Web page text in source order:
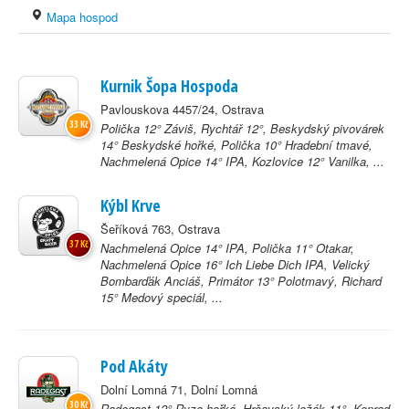
Mapa hospod
Kurnik Šopa Hospoda
Pavlouskova 4457/24, Ostrava
Polička 12° Záviš, Rychtář 12°, Beskydský pivovárek
14° Beskydské hořké, Polička 10° Hradební tmavé,
Nachmelená Opice 14° IPA, Kozlovice 12° Vanilka, ...
33 Kč
Kýbl Krve
Šeříková 763, Ostrava
Nachmelená Opice 14° IPA, Polička 11° Otakar,
Nachmelená Opice 16° Ich Liebe Dich IPA, Velický
Bombarďák Anciáš, Primátor 13° Polotmavý, Richard
15° Medový speciál, ...
37 Kč
Pod Akáty
Dolní Lomná 71, Dolní Lomná
30 Kč